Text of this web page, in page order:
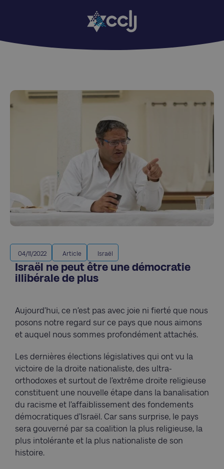
04/11/2022 Article Israël
Israël ne peut être une démocratie
illibérale de plus
Aujourd’hui, ce n’est pas avec joie ni fierté que nous
posons notre regard sur ce pays que nous aimons
et auquel nous sommes profondément attachés.
Les dernières élections législatives qui ont vu la
victoire de la droite nationaliste, des ultra-
orthodoxes et surtout de l’extrême droite religieuse
constituent une nouvelle étape dans la banalisation
du racisme et l’affaiblissement des fondements
démocratiques d’Israël. Car sans surprise, le pays
sera gouverné par sa coalition la plus religieuse, la
plus intolérante et la plus nationaliste de son
histoire.